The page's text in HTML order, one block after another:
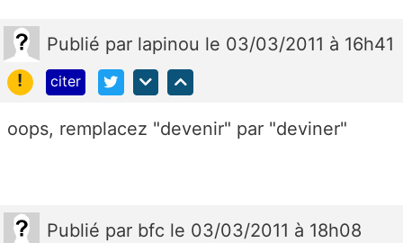
Publié par lapinou le 03/03/2011 à 16h41
!
citer
oops, remplacez "devenir" par "deviner"
Publié par bfc le 03/03/2011 à 18h08